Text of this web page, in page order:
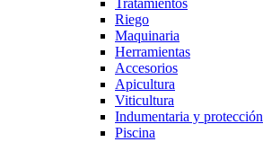
Tratamientos
Riego
Maquinaria
Herramientas
Accesorios
Apicultura
Viticultura
Indumentaria y protección
Piscina